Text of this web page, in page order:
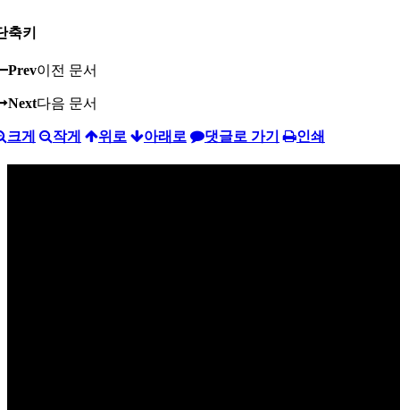
축키
Prev이전 문서
Next다음 문서
크게 작게 위로 아래로 댓글로 가기 인쇄